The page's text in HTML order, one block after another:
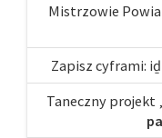
Mistrzowie
Zapisz cyframi:
Taneczny projekt